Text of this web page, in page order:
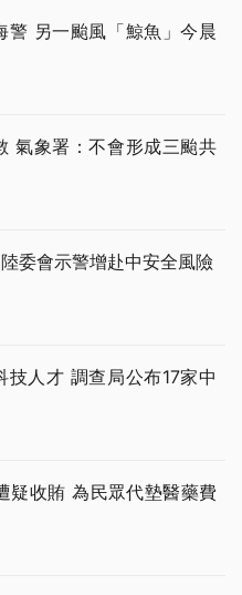
警 另一颱風「鯨魚」今晨
氣象署：不會形成三颱共
委會示警增赴中安全風險
人才 調查局公布17家中
疑收賄 為民眾代墊醫藥費